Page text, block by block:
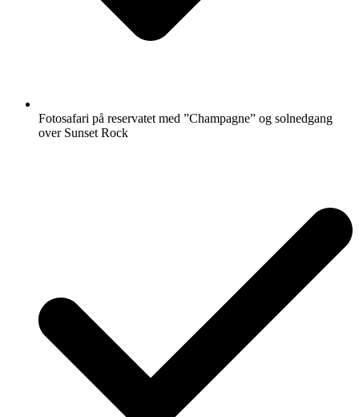
Fotosafari på reservatet med ”Champagne” og solnedgang
over Sunset Rock